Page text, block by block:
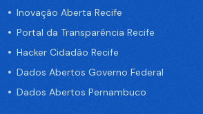
Inovação Aberta Recife
Portal da Transparência Recife
Hacker Cidadão Recife
Dados Abertos Governo Federal
Dados Abertos Pernambuco